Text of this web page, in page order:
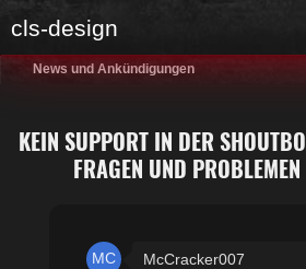
cls-design
News und Ankündigungen
KEIN SUPPORT IN DER
FRAGEN UND
McCracker007